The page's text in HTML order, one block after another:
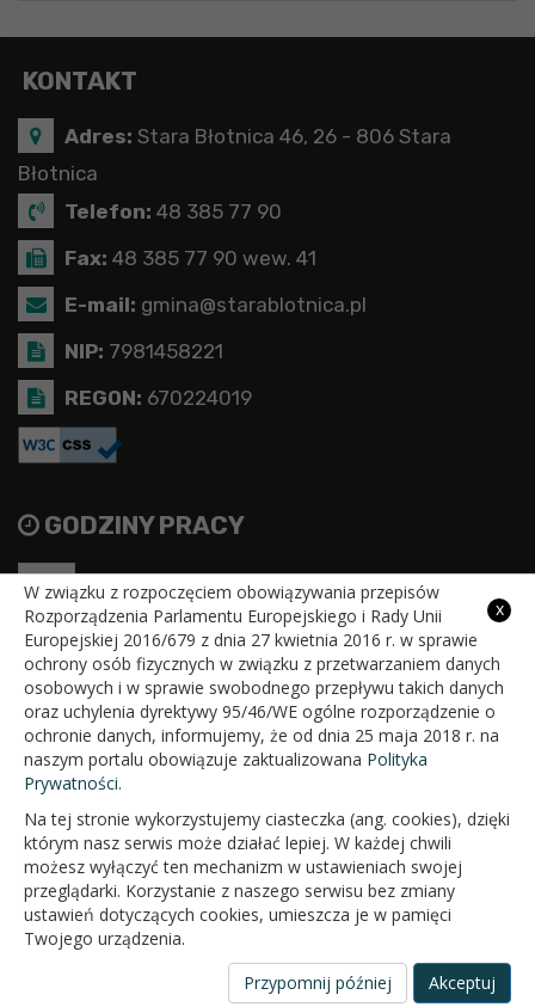
KONTAKT
Adres: Stara Błotnica 46, 26 - 806 Stara
Błotnica
Telefon: 48 385 77 90
Fax: 48 385 77 90 wew. 41
E-mail: gmina@starablotnica.pl
NIP: 7981458221
REGON: 670224019
GODZINY PRACY
Pon 7:30 - 15:30
Wt 7:30 - 15:30
Śr 7:30 - 15:30
Czw 7:30 - 15:30
Pt 7:30 - 15:30
x
W związku z rozpoczęciem obowiązywania przepisów
Rozporządzenia Parlamentu Europejskiego i Rady Unii
Europejskiej 2016/679 z dnia 27 kwietnia 2016 r. w sprawie
ochrony osób fizycznych w związku z przetwarzaniem danych
osobowych i w sprawie swobodnego przepływu takich danych
oraz uchylenia dyrektywy 95/46/WE ogólne rozporządzenie o
ochronie danych, informujemy, że od dnia 25 maja 2018 r. na
naszym portalu obowiązuje zaktualizowana Polityka
Prywatności.
Na tej stronie wykorzystujemy ciasteczka (ang. cookies), dzięki
którym nasz serwis może działać lepiej. W każdej chwili
możesz wyłączyć ten mechanizm w ustawieniach swojej
przeglądarki. Korzystanie z naszego serwisu bez zmiany
ustawień dotyczących cookies, umieszcza je w pamięci
Twojego urządzenia.
Akceptuj
Przypomnij później